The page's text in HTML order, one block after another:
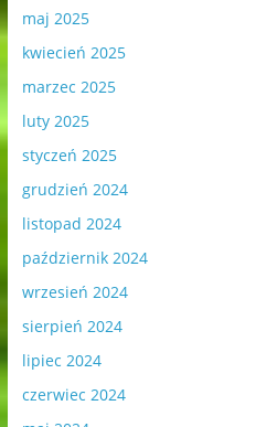
maj 2025
kwiecień 2025
marzec 2025
luty 2025
styczeń 2025
grudzień 2024
listopad 2024
październik 2024
wrzesień 2024
sierpień 2024
lipiec 2024
czerwiec 2024